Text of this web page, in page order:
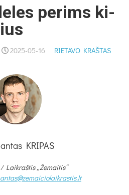
pe­rims ki­
2025-05-16 RIETAVO KRAŠTAS
KRIPAS
Laikraštis „Žemaitis“